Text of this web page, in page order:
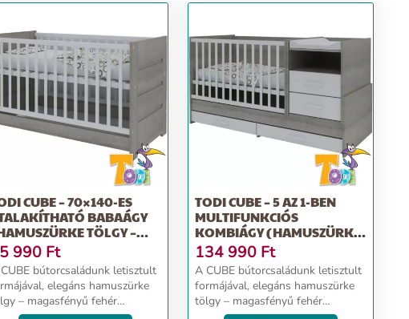
CUBE – 70×140-ES
BABAÁGY
TÖLGY –
990 Ft
bútorcsaládunk letisztult
elegáns hamuszürke
– magasfényű fehér
TODI CUBE – 5 AZ 1-BEN
MULTIFUNKCIÓS
KOMBIÁGY (HAMUSZÜRKE
TÖLGY –...
134 990 Ft
A CUBE bútorcsaládunk letisztult
formájával, elegáns hamuszürke
tölgy – magasfényű fehér